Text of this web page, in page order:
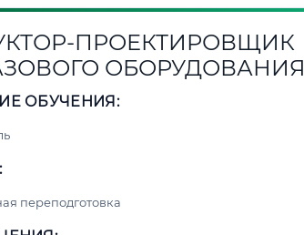
ПРОЕКТИРОВЩИК
ОБОРУДОВАНИЯ
ОБУЧЕНИЯ:
переподготовка